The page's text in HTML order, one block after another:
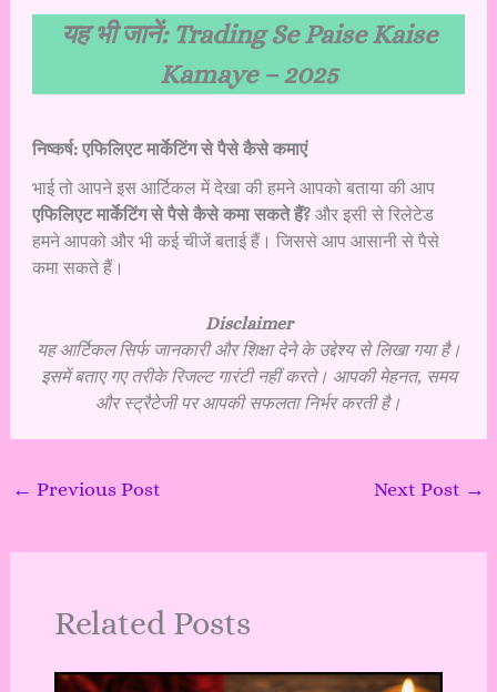
यह भी जानें: Trading Se Paise Kaise
Kamaye – 2025
निष्कर्ष: एफिलिएट मार्केटिंग से पैसे कैसे कमाएं
भाई तो आपने इस आर्टिकल में देखा की हमने आपको बताया की आप
एफिलिएट मार्केटिंग से पैसे कैसे कमा सकते हैं?और इसी से रिलेटेड
हमने आपको और भी कई चीजें बताई हैं। जिससे आप आसानी से पैसे
कमा सकते हैं।
Disclaimer
यह आर्टिकल सिर्फ जानकारी और शिक्षा देने के उद्देश्य से लिखा गया है।
इसमें बताए गए तरीके रिजल्ट गारंटी नहीं करते। आपकी मेहनत, समय
और स्ट्रैटेजी पर आपकी सफलता निर्भर करती है।
← Previous Post Next Post →
Related Posts